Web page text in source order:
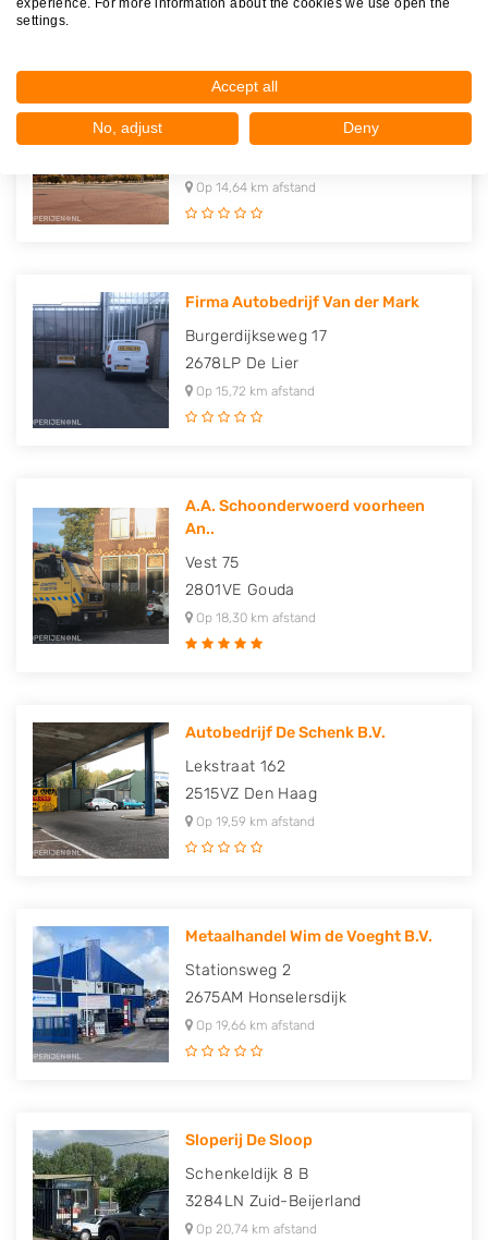
VanGilsAutomotive
Op 14,64 km afstand
Firma Autobedrijf Van der Mark
Burgerdijkseweg 17
2678LP De Lier
Op 15,72 km afstand
A.A. Schoonderwoerd voorheen
An..
Vest 75
2801VE Gouda
Op 18,30 km afstand
Autobedrijf De Schenk B.V.
Lekstraat 162
2515VZ Den Haag
Op 19,59 km afstand
Metaalhandel Wim de Voeght B.V.
Stationsweg 2
2675AM Honselersdijk
Op 19,66 km afstand
Sloperij De Sloop
Schenkeldijk 8 B
3284LN Zuid-Beijerland
Op 20,74 km afstand
settings.
Accept all
No, adjust Deny